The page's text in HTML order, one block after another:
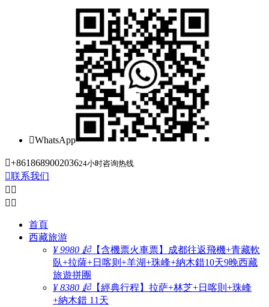
WhatsApp
+861868900203624小时咨询热线
联系我们
 
 
首頁
西藏旅游
¥ 9980 起【含機票火車票】成都往返飛機+青藏軟
臥+拉薩+日喀则+羊湖+珠峰+納木錯10天9晚西藏
旅遊拼團
¥ 8380 起【經典行程】拉萨+林芝+日喀則+珠峰
+納木錯 11天